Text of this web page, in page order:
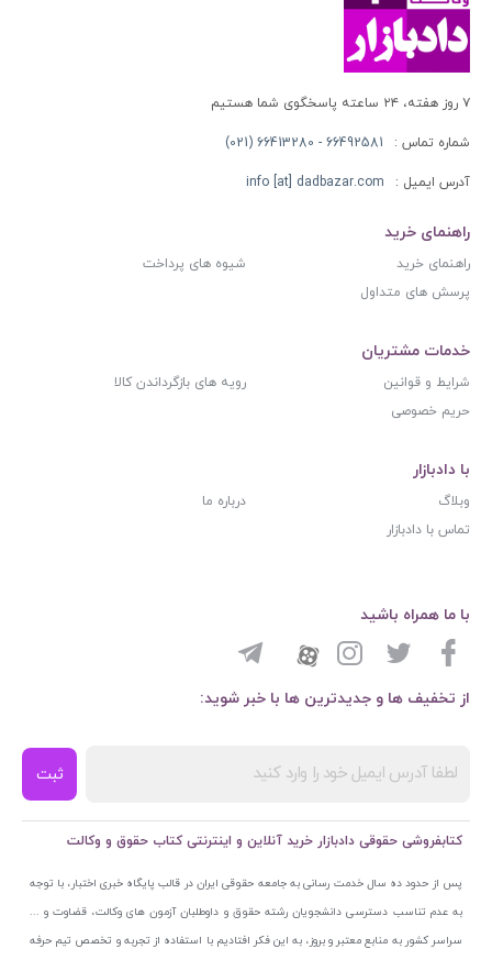
۷ روز هفته، ۲۴ ساعته پاسخگوی شما هستیم
شماره تماس : 66492581 - 66413280 (021)
آدرس ایمیل : info [at] dadbazar.com
راهنمای خرید
راهنمای خرید
شیوه های پرداخت
پرسش های متداول
خدمات مشتریان
شرایط و قوانین
رویه های بازگرداندن کالا
حریم خصوصی
با دادبازار
وبلاگ
درباره ما
تماس با دادبازار
از تخفیف ها و جدیدترین ها با خبر شوید:
ثبت
با ما همراه باشید
کتابفروشی حقوقی دادبازار خرید آنلاین و اینترنتی کتاب حقوق و وکالت
پس از حدود ده سال خدمت رسانی به جامعه حقوقی ایران در قالب پایگاه خبری اختبار، با توجه
به عدم تناسب دسترسی دانشجویان رشته حقوق و داوطلبان آزمون های وکالت، قضاوت و ...
سراسر کشور به منابع معتبر و بروز، به این فکر افتادیم با استفاده از تجربه و تخصص تیم حرفه